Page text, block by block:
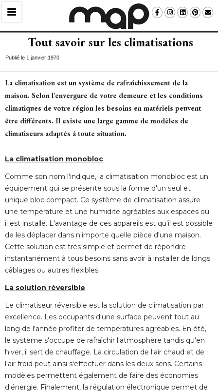
Tout savoir sur les climatisations
Publié le 1 janvier 1970
La climatisation est un système de rafraîchissement de la
maison. Selon l'envergure de votre demeure et les conditions
climatiques de votre région les besoins en matériels peuvent
être différents. Il existe une large gamme de modèles de
climatiseurs adaptés à toute situation.
La climatisation monobloc
Comme son nom l'indique, la climatisation monobloc est un
équipement qui se présente sous la forme d'un seul et
unique bloc compact. Ce système de climatisation assure
une température et une humidité agréables aux espaces où
il est installé. L'avantage de ces appareils est qu'il est possible
de les déplacer dans n'importe quelle pièce d'une maison.
Cette solution est très simple et permet de répondre
instantanément à tous besoins sans avoir à installer de longs
câblages ou autres flexibles.
La solution réversible
Le climatiseur réversible est la solution de climatisation par
excellence. Les occupants d'une surface peuvent tout au
long de l'année profiter de températures agréables. En été,
le système s'occupe de rafraîchir l'atmosphère tandis qu'en
hiver, il sert de chauffage. La circulation de l'air chaud et de
l'air froid peut ainsi s'effectuer dans les deux sens. Certains
modèles permettent également de faire des économies
d'énergie. Finalement, la régulation électronique permet de